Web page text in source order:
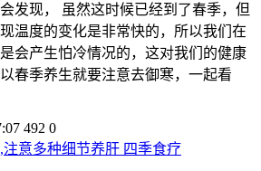
发现， 虽然这时候已经到了春季，但
温度的变化是非常快的，所以我们在
会产生怕冷情况的，这对我们的健康
春季养生就要注意去御寒，一起看
492 0
四季食疗